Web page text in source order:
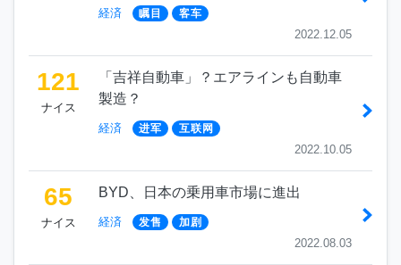
経済 瞩目 客车
2022.12.05
121
ナイス
「吉祥自動車」？エアラインも自動車
製造？
経済 进军 互联网
2022.10.05
65
ナイス
BYD、日本の乗用車市場に進出
経済 发售 加剧
2022.08.03